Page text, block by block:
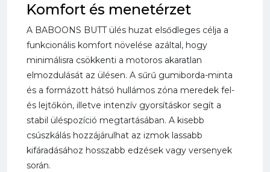
Komfort és menetérzet
A BABOONS BUTT ülés huzat elsődleges célja a
funkcionális komfort növelése azáltal, hogy
minimálisra csökkenti a motoros akaratlan
elmozdulását az ülésen. A sűrű gumiborda-minta
és a formázott hátsó hullámos zóna meredek fel-
és lejtőkön, illetve intenzív gyorsításkor segít a
stabil üléspozíció megtartásában. A kisebb
csúszkálás hozzájárulhat az izmok lassabb
kifáradásához hosszabb edzések vagy versenyek
során.